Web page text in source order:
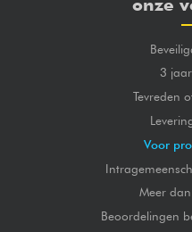
onze
3
Tevreden
Voor
Meer
Beoordelingen